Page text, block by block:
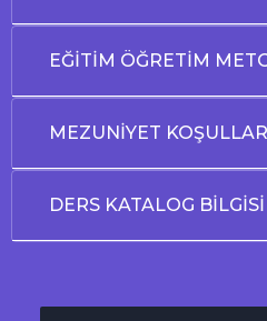
EĞİTİM ÖĞRETİM
MEZUNİYET
DERS KATALOG BİLGİSİ